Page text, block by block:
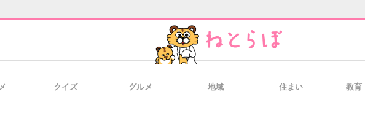
クイズ グルメ 地域 住まい 教育